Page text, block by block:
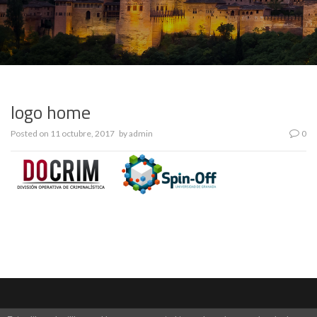
logo home
Posted on 11 octubre, 2017 byadmin 0